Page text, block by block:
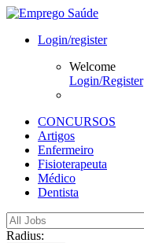
Login/register
Welcome
Login/Register
CONCURSOS
Artigos
Enfermeiro
Fisioterapeuta
Médico
Dentista
Radius: